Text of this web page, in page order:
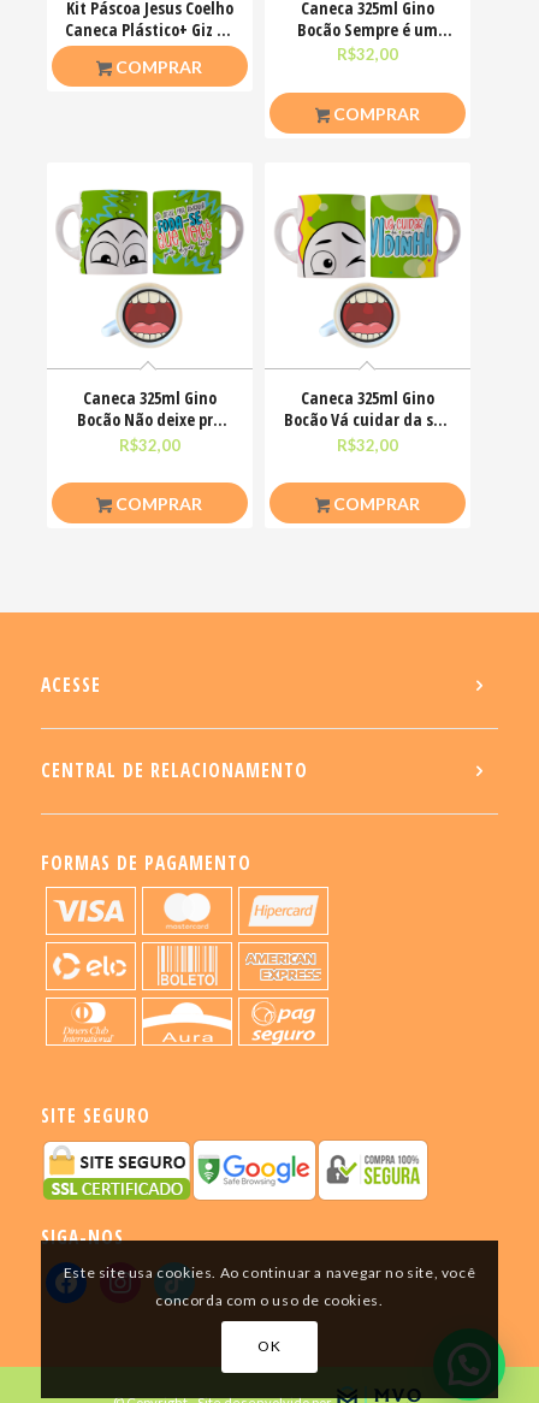
Kit Páscoa Jesus Coelho
Caneca Plástico+ Giz De
Cera Colorir
COMPRAR
Caneca 325ml Gino
Bocão Sempre é um
bom dia pra me deixar
R$32,00
COMPRAR
Caneca 325ml Gino
Bocão Não deixe pra
amanhã o foda-se que
R$32,00
COMPRAR
Caneca 325ml Gino
Bocão Vá cuidar da sua
vidinha Engraçadas
R$32,00
COMPRAR
ACESSE
CENTRAL DE RELACIONAMENTO
FORMAS DE PAGAMENTO
SITE SEGURO
SIGA-NOS
Este site usa cookies. Ao continuar a navegar no site, você
concorda com o uso de cookies.
OK